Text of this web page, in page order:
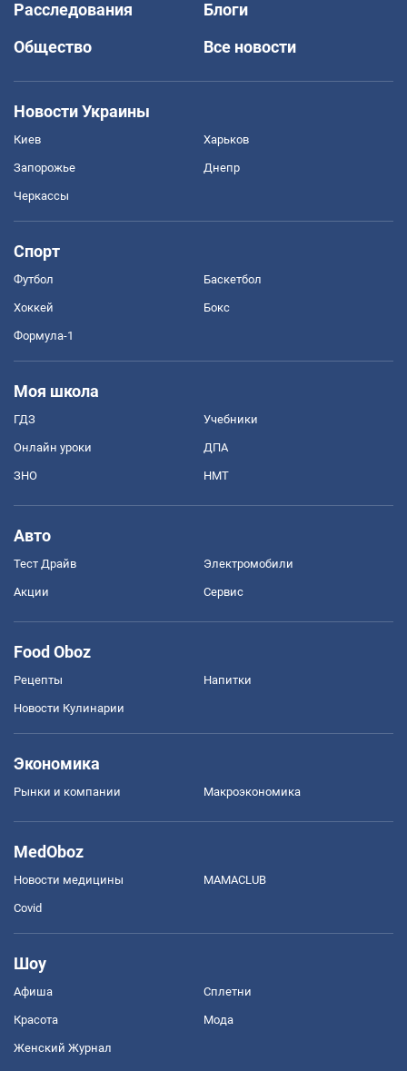
Расследования
Блоги
Общество
Все новости
Новости Украины
Киев Харьков
Запорожье Днепр
Черкассы
Спорт
Футбол Баскетбол
Хоккей Бокс
Формула-1
Моя школа
ГДЗ Учебники
Онлайн уроки ДПА
ЗНО НМТ
Авто
Тест Драйв Электромобили
Акции Сервис
Food Oboz
Рецепты Напитки
Новости Кулинарии
Экономика
Рынки и компании Mакроэкономика
MedOboz
Новости медицины MAMACLUB
Covid
Шоу
Афиша Сплетни
Красота Мода
Женский Журнал